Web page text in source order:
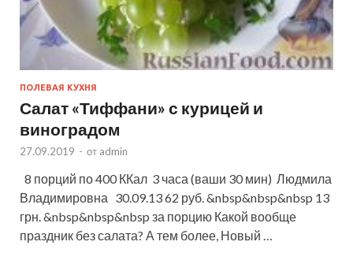
ПОЛЕВАЯ КУХНЯ
Салат «Тиффани» с курицей и
виноградом
27.09.2019 - от admin
8 порций по 400 ККал 3 часа (ваши 30 мин) Людмила
Владимировна 30.09.13 62 руб. &nbsp&nbsp&nbsp 13
грн. &nbsp&nbsp&nbsp за порцию Какой вообще
праздник без салата? А тем более, Новый …